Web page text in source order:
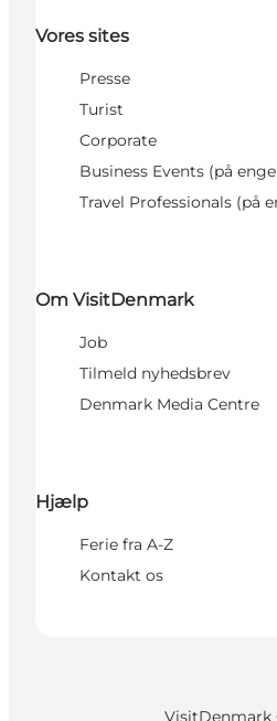
Vores sites
Presse
Turist
Corporate
Business Events (på
Travel Professionals (på
Om VisitDenmark
Job
Tilmeld nyhedsbrev
Denmark Media Centre
Hjælp
Ferie fra A-Z
Kontakt os
VisitDenmark